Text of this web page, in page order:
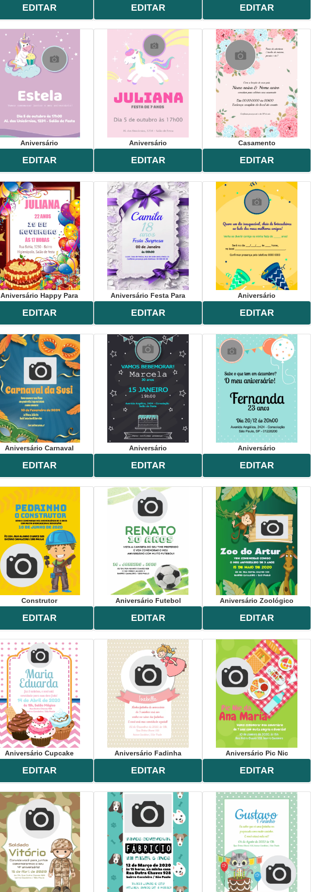
EDITAR EDITAR EDITAR
Aniversário
EDITAR
Aniversário
EDITAR
Casamento
EDITAR
Aniversário Happy Para
EDITAR
Aniversário Festa Para
EDITAR
Aniversário
EDITAR
Aniversário Carnaval
EDITAR
Aniversário
EDITAR
Aniversário
EDITAR
Construtor
EDITAR
Aniversário Futebol
EDITAR
Aniversário Zoológico
EDITAR
Aniversário Cupcake
EDITAR
Aniversário Fadinha
EDITAR
Aniversário Pic Nic
EDITAR